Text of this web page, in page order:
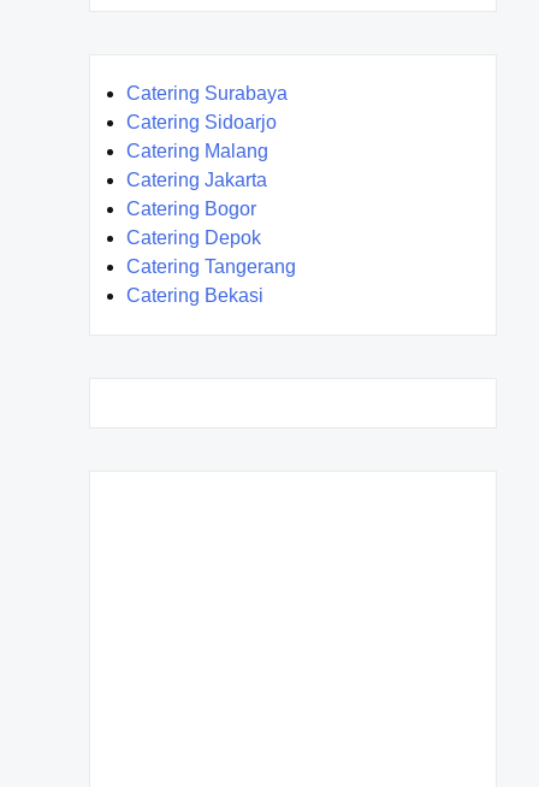
Catering Surabaya
Catering Sidoarjo
Catering Malang
Catering Jakarta
Catering Bogor
Catering Depok
Catering Tangerang
Catering Bekasi